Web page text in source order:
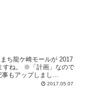
」なので
【追記】関連記事もアップしまし...
2017.05.07